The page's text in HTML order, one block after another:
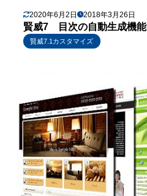
2020年6月2日 2018年3月26日
賢威7 目次の自動生成機能
賢威7.1カスタマイズ